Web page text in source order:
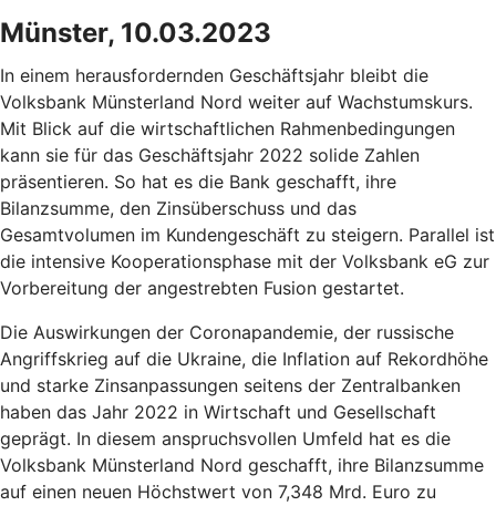
Münster, 10.03.2023
In einem herausfordernden Geschäftsjahr bleibt die
Volksbank Münsterland Nord weiter auf Wachstumskurs.
Mit Blick auf die wirtschaftlichen Rahmenbedingungen
kann sie für das Geschäftsjahr 2022 solide Zahlen
präsentieren. So hat es die Bank geschafft, ihre
Bilanzsumme, den Zinsüberschuss und das
Gesamtvolumen im Kundengeschäft zu steigern. Parallel ist
die intensive Kooperationsphase mit der Volksbank eG zur
Vorbereitung der angestrebten Fusion gestartet.
Die Auswirkungen der Coronapandemie, der russische
Angriffskrieg auf die Ukraine, die Inflation auf Rekordhöhe
und starke Zinsanpassungen seitens der Zentralbanken
haben das Jahr 2022 in Wirtschaft und Gesellschaft
geprägt. In diesem anspruchsvollen Umfeld hat es die
Volksbank Münsterland Nord geschafft, ihre Bilanzsumme
auf einen neuen Höchstwert von 7,348 Mrd. Euro zu